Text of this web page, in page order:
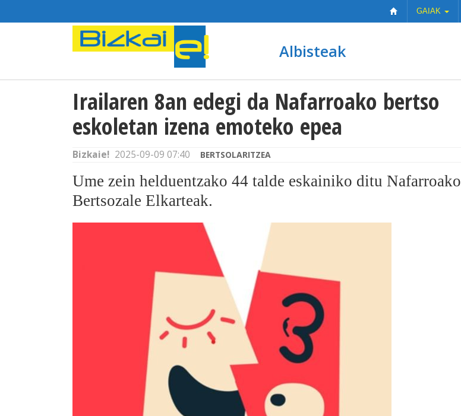
GAIAK
Albisteak
Irailaren 8an edegi da Nafarroako bertso
eskoletan izena emoteko epea
Bizkaie! 2025-09-09 07:40 BERTSOLARITZEA
Ume zein helduentzako 44 talde eskainiko ditu Nafarroako
Bertsozale Elkarteak.